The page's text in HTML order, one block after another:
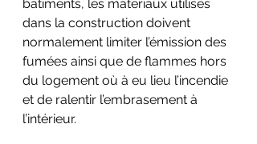
bâtiments, les matériaux utilisés
dans la construction doivent
normalement limiter l’émission des
fumées ainsi que de flammes hors
du logement où à eu lieu l’incendie
et de ralentir l’embrasement à
l’intérieur.